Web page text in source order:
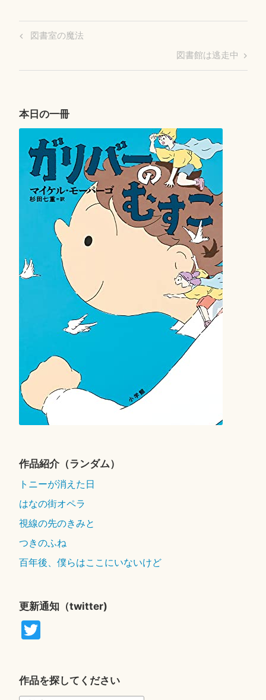
投
ー
シ
ン
Previous
図書室の魔法
Next
Post
図書館は逃走中
本日の一冊
作品紹介（ランダム）
トニーが消えた日
はなの街オペラ
視線の先のきみと
つきのふね
百年後、僕らはここにいないけど
更新通知（twitter)
T
r
作品を探してください